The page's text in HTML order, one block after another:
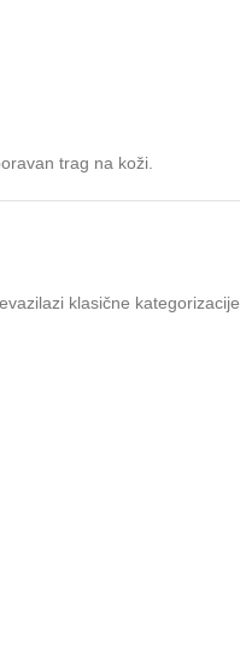
trag na koži.
klasične kategorizacije.